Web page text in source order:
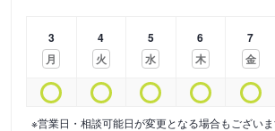
3
月
4
火
5
水
6
木
7
金
※営業日・相談可能日が変更となる場合もござい